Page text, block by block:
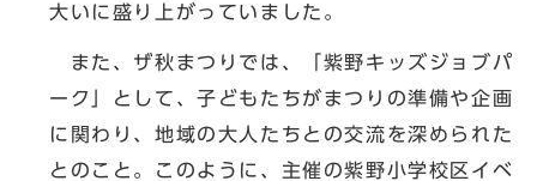
大いに盛り上がっていました。
また、ザ秋まつりでは、「紫野キッズジョブパ
ーク」として、子どもたちがまつりの準備や企画
に関わり、地域の大人たちとの交流を深められた
とのこと。このように、主催の紫野小学校区イベ